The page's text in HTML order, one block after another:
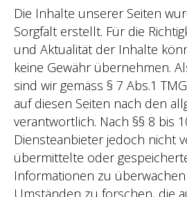
Die Inhalte unserer Seiten
Sorgfalt erstellt. Für die
und Aktualität der Inhalte
keine Gewähr übernehmen.
sind wir gemäss § 7 Abs.1
auf diesen Seiten nach den
verantwortlich. Nach §§ 8 bis
Diensteanbieter jedoch nicht
übermittelte oder
Informationen zu
Umständen zu forschen, die